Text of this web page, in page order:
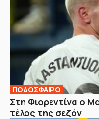
ΠΟΔΟΣΦΑΙΡΟ
Στη Φιορεντίνα ο
τέλος της σεζόν